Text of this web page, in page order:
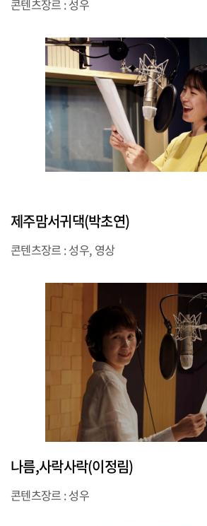
콘텐츠장르 : 성우
제주맘서귀댁(박초연)
콘텐츠장르 : 성우, 영상
나름,사락사락(이정림)
콘텐츠장르 : 성우